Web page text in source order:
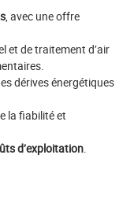
, avec une offre
et de traitement d’air
dérives énergétiques
la fiabilité et
d’exploitation